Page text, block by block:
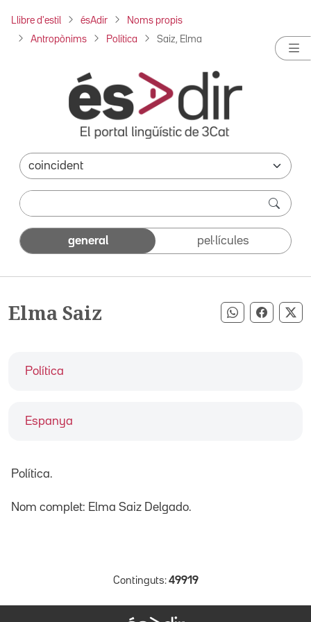
Llibre d'estil ésAdir Noms propis
Antropònims Política Saiz, Elma
general pel·lícules
Elma Saiz Compartir
Política
Espanya
Política.
Nom complet: Elma Saiz Delgado.
Continguts: 49919